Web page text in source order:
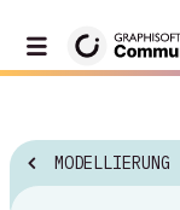
MODELLIERUNG